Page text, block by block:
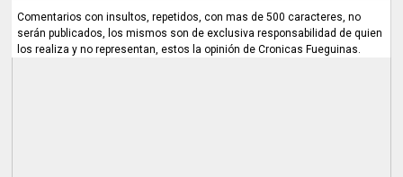
Comentarios con insultos, repetidos, con mas de 500 caracteres, no
serán publicados, los mismos son de exclusiva responsabilidad de quien
los realiza y no representan, estos la opinión de Cronicas Fueguinas.